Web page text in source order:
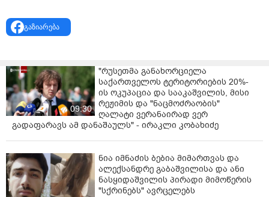
ხშირად იწამლებიან.
წყარო: "ქართლის ამბები
გაზიარება
09:30
"რუსეთმა განახორციელა
საქართველოს ტერიტორიების 20%-
ის ოკუპაცია და სააკაშვილის, მისი
რეჟიმის და "ნაცმოძრაობის"
ღალატი ვერანაირად ვერ
გადაფარავს ამ დანაშაულს" - ირაკლი კობახიძე
ნია იმნაძის ბებია მიმართვას და
ალექსანდრე გაბაშვილისა და ანი
ნასყიდაშვილის პირადი მიმოწერის
"სქრინებს" ავრცელებს